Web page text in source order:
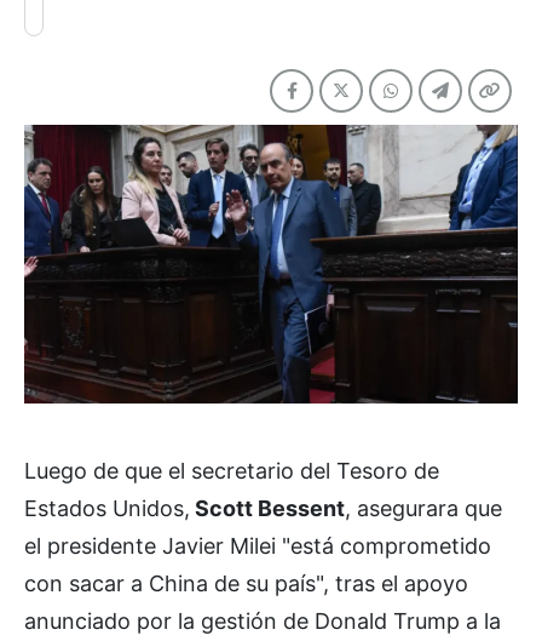
Luego de que el secretario del Tesoro de
Estados Unidos, Scott Bessent, asegurara que
el presidente Javier Milei "está comprometido
con sacar a China de su país", tras el apoyo
anunciado por la gestión de Donald Trump a la